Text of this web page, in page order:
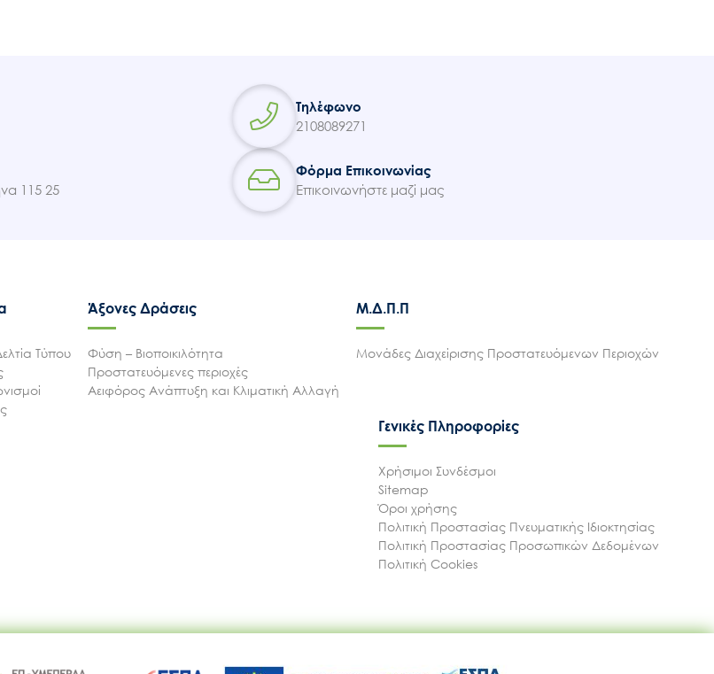
Τηλέφωνο
2108089271
115 25
Φόρμα Επικοινωνίας
Επικοινωνήστε μαζί μας
Τύπου
Άξονες Δράσεις
Φύση – Βιοποικιλότητα
Προστατευόμενες περιοχές
Αειφόρος Ανάπτυξη και Κλιματική Αλλαγή
Μ.Δ.Π.Π
Μονάδες Διαχείρισης Προστατευόμενων Περιοχών
Γενικές Πληροφορίες
Χρήσιμοι Συνδέσμοι
Sitemap
Όροι χρήσης
Πολιτική Προστασίας Πνευματικής Ιδιοκτησίας
Πολιτική Προστασίας Προσωπικών Δεδομένων
Πολιτική Cookies